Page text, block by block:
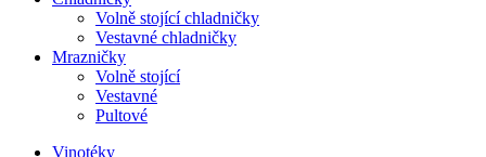
Volně stojící chladničky
Vestavné chladničky
Mrazničky
Volně stojící
Vestavné
Pultové
Vinotéky